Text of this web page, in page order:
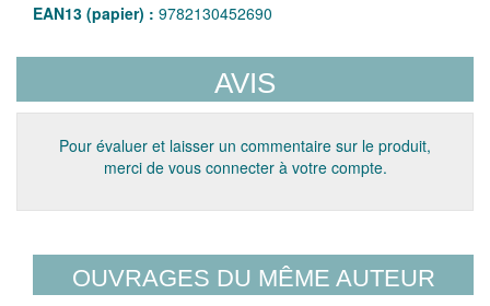
EAN13 (papier) : 9782130452690
AVIS
Pour évaluer et laisser un commentaire sur le produit,
merci de vous connecter à votre compte.
OUVRAGES DU MÊME AUTEUR